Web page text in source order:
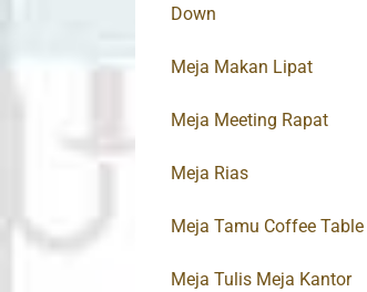
Down
Meja Makan Lipat
Meja Meeting Rapat
Meja Rias
Meja Tamu Coffee Table
Meja Tulis Meja Kantor